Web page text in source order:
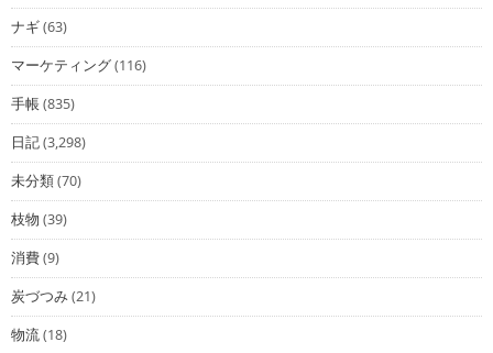
ナギ(63)
マーケティング(116)
手帳(835)
日記(3,298)
未分類(70)
枝物 (39)
消費(9)
炭づつみ(21)
物流(18)